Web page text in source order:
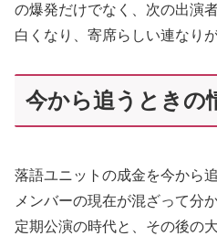
の爆発だけでなく、次の出演
白くなり、寄席らしい連なり
今から追うときの
落語ユニットの成金を今から
メンバーの現在が混ざって分
定期公演の時代と、その後の